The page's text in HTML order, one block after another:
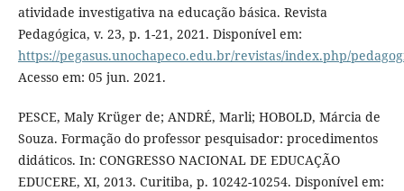
atividade investigativa na educação básica. Revista
Pedagógica, v. 23, p. 1-21, 2021. Disponível em:
https://pegasus.unochapeco.edu.br/revistas/index.php/
Acesso em: 05 jun. 2021.
PESCE, Maly Krüger de; ANDRÉ, Marli; HOBOLD, Márcia de
Souza. Formação do professor pesquisador: procedimentos
didáticos. In: CONGRESSO NACIONAL DE EDUCAÇÃO
EDUCERE, XI, 2013. Curitiba, p. 10242-10254. Disponível em: